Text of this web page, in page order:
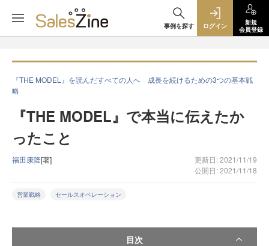
事例を探す ログイン
新規
会員登録
『THE MODEL』を読んだすべての人へ 成長を続けるための3つの基本戦
略
『THE MODEL』で本当に伝えたか
ったこと
福田康隆[著]
更新日: 2021/11/19
公開日: 2021/11/18
営業戦略 セールスオペレーション
目次